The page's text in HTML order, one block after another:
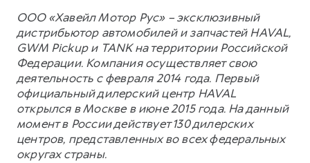
ООО «Хавейл Мотор Рус» – эксклюзивный
дистрибьютор автомобилей и запчастей HAVAL,
GWM Pickup и TANK на территории Российской
Федерации. Компания осуществляет свою
деятельность с февраля 2014 года. Первый
официальный дилерский центр HAVAL
открылся в Москве в июне 2015 года. На данный
момент в России действует 130 дилерских
центров, представленных во всех федеральных
округах страны.